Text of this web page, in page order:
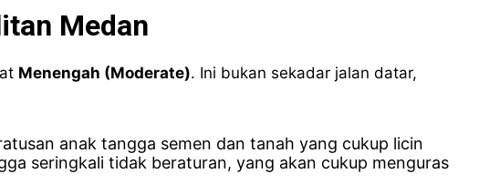
Medan
Menengah (Moderate). Ini bukan sekadar jalan datar,
anak tangga semen dan tanah yang cukup licin
seringkali tidak beraturan, yang akan cukup menguras